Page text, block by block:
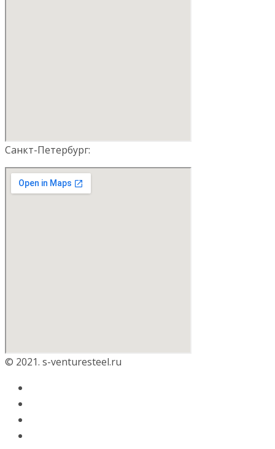
Санкт-Петербург:
© 2021. s-venturesteel.ru